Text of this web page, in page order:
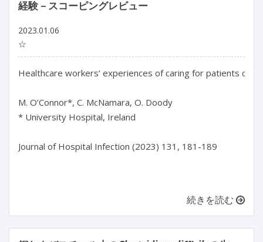
経験－スコーピングレビュー
2023.01.06
☆
Healthcare workers’ experiences of caring for patients
M. O’Connor*, C. McNamara, O. Doody
* University Hospital, Ireland
Journal of Hospital Infection (2023) 131, 181-189
続きを読む